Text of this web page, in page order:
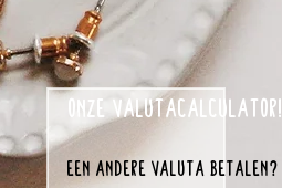
onze valutacalculator!
een andere valuta betalen?